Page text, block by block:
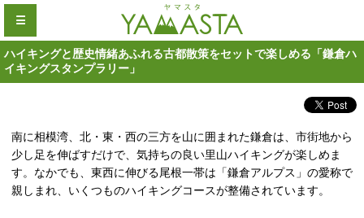
☰
ハイキングと歴史情緒あふれる古都散策をセットで楽しめる「鎌倉ハ
イキングスタンプラリー」
南に相模湾、北・東・西の三方を山に囲まれた鎌倉は、市街地から
少し足を伸ばすだけで、気持ちの良い里山ハイキングが楽しめま
す。なかでも、東西に伸びる尾根一帯は「鎌倉アルプス」の愛称で
親しまれ、いくつものハイキングコースが整備されています。